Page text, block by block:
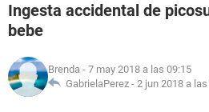
FAMILIA
NUTRICIÓN
Ingesta accidental de
bebe
Brenda - 7 may 2018 a las 09:15
GabrielaPerez - 2 jun 2018 a